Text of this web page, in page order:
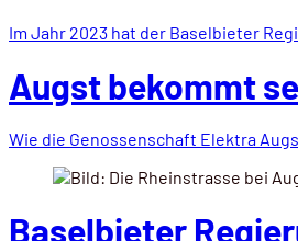
Im Jahr 2023 hat der Baselbieter
Augst bekommt
Wie die Genossenschaft Elektra
Baselbieter